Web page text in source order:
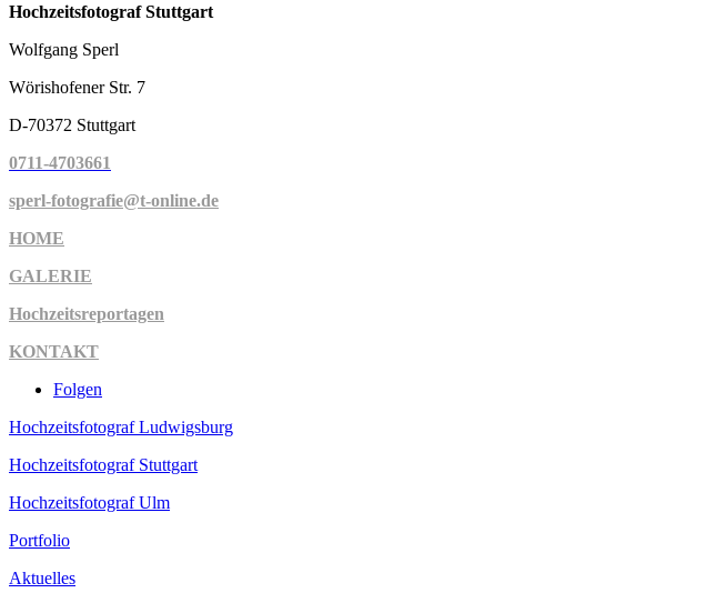
Hochzeitsfotograf Stuttgart
Wolfgang Sperl
Wörishofener Str. 7
D-70372 Stuttgart
0711-4703661
sperl-fotografie@t-online.de
HOME
GALERIE
Hochzeitsreportagen
KONTAKT
Folgen
Hochzeitsfotograf Ludwigsburg
Hochzeitsfotograf Stuttgart
Hochzeitsfotograf Ulm
Portfolio
Aktuelles